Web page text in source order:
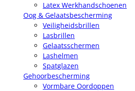
Latex Werkhandschoenen
Oog & Gelaatsbescherming
Veiligheidsbrillen
Lasbrillen
Gelaatsschermen
Lashelmen
Spatglazen
Gehoorbescherming
Vormbare Oordoppen